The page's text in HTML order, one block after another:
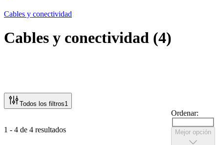
Cables y conectividad
Cables y conectividad (4)
Todos los filtros1
1 - 4 de 4 resultados
Ordenar:
Mejor opción